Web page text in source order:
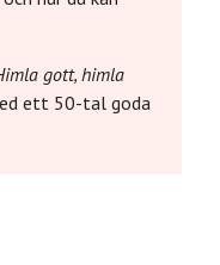
gott, himla
ett 50-tal goda